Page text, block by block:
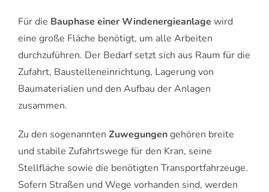
Für die Bauphase einer Windenergieanlage wird
eine große Fläche benötigt, um alle Arbeiten
durchzuführen. Der Bedarf setzt sich aus Raum für die
Zufahrt, Baustelleneinrichtung, Lagerung von
Baumaterialien und den Aufbau der Anlagen
zusammen.
Zu den sogenannten Zuwegungengehören breite
und stabile Zufahrtswege für den Kran, seine
Stellfläche sowie die benötigten Transportfahrzeuge.
Sofern Straßen und Wege vorhanden sind, werden